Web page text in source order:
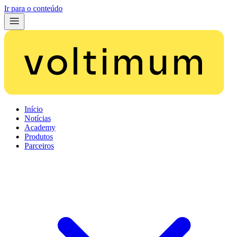
Ir para o conteúdo
Início
Notícias
Academy
Produtos
Parceiros